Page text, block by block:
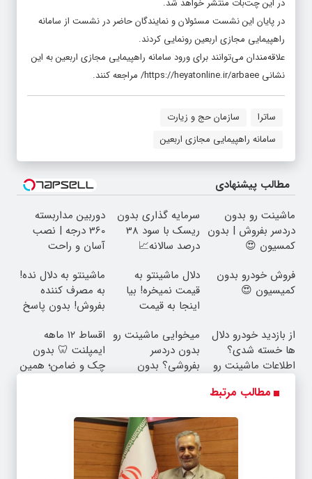
در این چت‌بات منتشر خواهد شد.
در پایان این نشست مسئولان و نمایندگان حاضر در نشست از سامانه
راهپیمایی مجازی اربعین رونمایی کردند.
علاقه‌مندان می‌توانند برای ورود سامانه راهپیمایی مجازی اربعین به این
نشانی https://heyatonline.ir/arbaee/ مراجعه کنند.
ساترا
سازمان حج و زیارت
سامانه راهپیمایی مجازی اربعین
مطالب پیشنهادی
ماشینت رو بدون
دردسر بفروش | بدون
کمسیون 😍
سرمایه گذاری بدون
ریسک با سود 38
درصد سالانه📈
دوربین مداربسته
360 درجه | نصب
آسان و راحت
فروش خودرو بدون
کمیسیون 😍
دلال ماشینتو به
قیمت نمیخره! بیا
اینجا به قیمت
واقعی*
ماشینتو به دلال نده!
به مصرف کننده
بفروش! بدون پاسخ
از بازدید خودرو دلال
ها خسته شدی؟
اطلاعات ماشینت رو
میخوایی ماشینت رو
بدون دردسر
بفروشی؟ بدون
اقساط ۱۲ ماهه
ایمپلنت 🦷 بدون
چک و ضامن؛ همین
مطالب مرتبط